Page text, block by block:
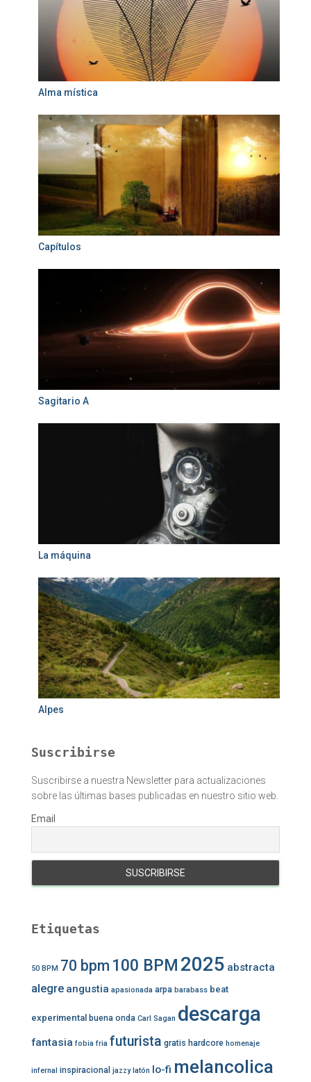
Alma mística
Capítulos
Sagitario A
La máquina
Alpes
Suscribirse
Suscribirse a nuestra Newsletter para actualizaciones
sobre las últimas bases publicadas en nuestro sitio web.
Email
Etiquetas
50 BPM 70 bpm 100 BPM 2025 abstracta
alegre angustia apasionada arpa barabass beat
experimental buena onda Carl Sagan descarga
fantasia fobia fria futurista gratis hardcore homenaje
infernal inspiracional jazzy latón lo-fi melancolica